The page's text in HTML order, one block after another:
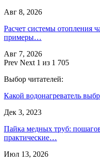
Авг 8, 2026
Расчет системы отопления
примеры…
Авг 7, 2026
Prev Next 1 из 1 705
Выбор читателей:
Какой водонагреватель
Дек 3, 2023
Пайка медных труб:
практические…
Июл 13, 2026